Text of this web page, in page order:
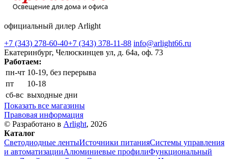
официальный дилер Arlight
+7 (343) 278-60-40+7 (343) 378-11-88 info@arlight66.ru
Екатеринбург, Челюскинцев ул, д. 64а, оф. 73
Работаем:
пн-чт 10-19, без перерыва
пт
10-18
сб-вс выходные дни
Показать все магазины
Правовая информация
© Разработано в Arlight, 2026
Каталог
Светодиодные лентыИсточники питанияСистемы управления
и автоматизацииАлюминиевые профилиФункциональный